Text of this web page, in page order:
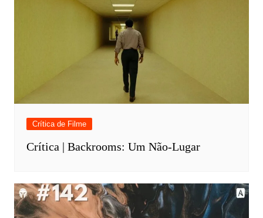
Crítica de Filme
Crítica | Backrooms: Um Não-Lugar